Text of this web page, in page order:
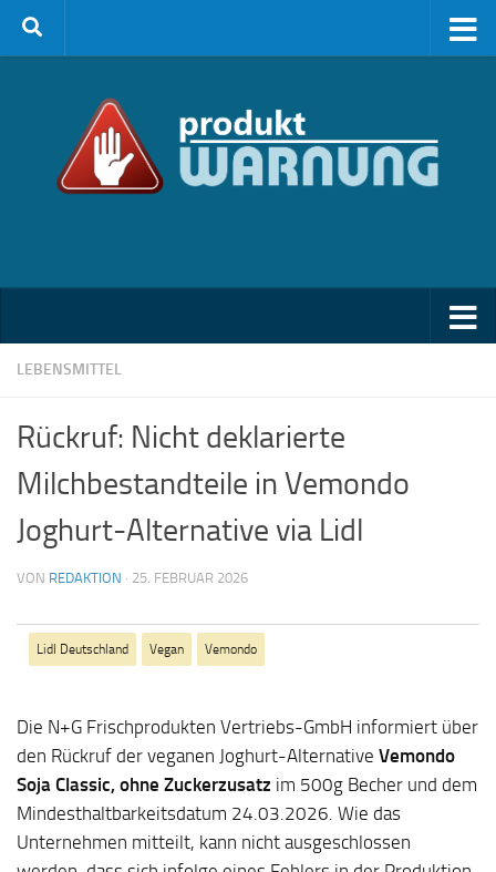
Zum Inhalt springen
LEBENSMITTEL
Rückruf: Nicht deklarierte
Milchbestandteile in Vemondo
Joghurt-Alternative via Lidl
VON REDAKTION · 25. FEBRUAR 2026
Lidl Deutschland Vegan Vemondo
Die N+G Frischprodukten Vertriebs-GmbH informiert über
den Rückruf der veganen Joghurt-Alternative Vemondo
Soja Classic, ohne Zuckerzusatz im 500g Becher und dem
Mindesthaltbarkeitsdatum 24.03.2026. Wie das
Unternehmen mitteilt, kann nicht ausgeschlossen